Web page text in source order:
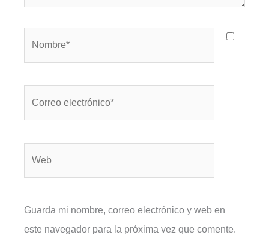
Guarda mi nombre, correo electrónico y web en
este navegador para la próxima vez que comente.